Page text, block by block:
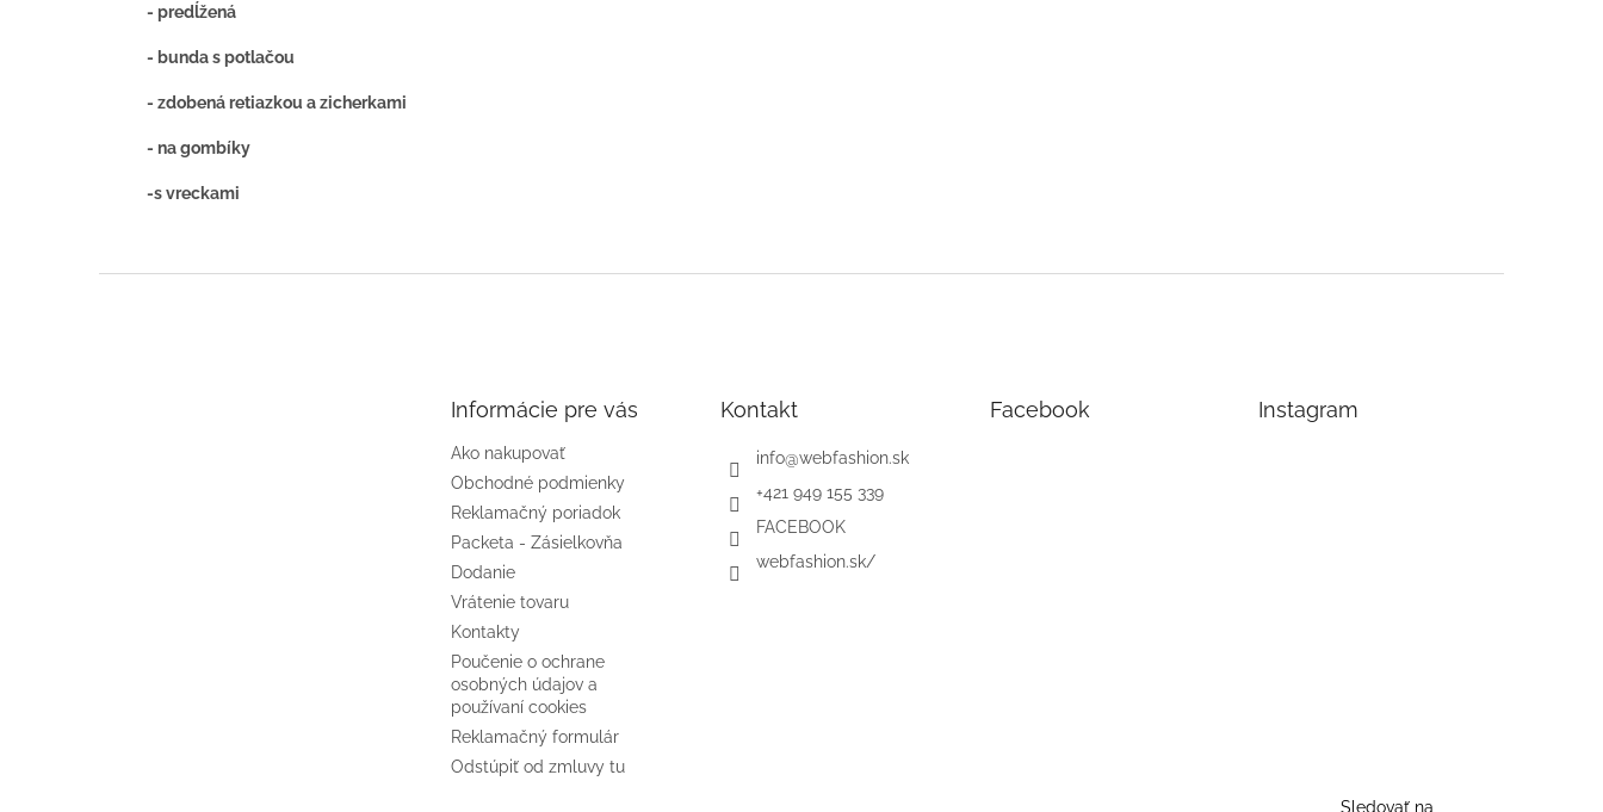
- predĺžená
- bunda s potlačou
- zdobená retiazkou a zicherkami
- na gombíky
-s vreckami
Informácie pre vás
Ako nakupovať
Obchodné podmienky
Reklamačný poriadok
Packeta - Zásielkovňa
Dodanie
Vrátenie tovaru
Kontakty
Poučenie o ochrane
osobných údajov a
používaní cookies
Reklamačný formulár
Odstúpiť od zmluvy tu
Kontakt
info@webfashion.sk
+421 949 155 339
FACEBOOK
webfashion.sk/
Facebook Instagram
Sledovať na